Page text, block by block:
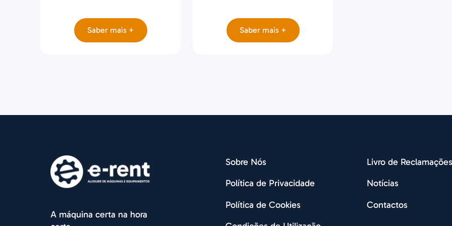
Saber mais + Saber mais +
A máquina certa na hora
Sobre Nós
Política de Privacidade
Política de Cookies
Livro de Reclamações
Notícias
Contactos